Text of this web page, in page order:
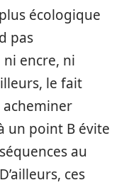
écologique
pas
ni encre, ni
le fait
un point B évite
au
ces